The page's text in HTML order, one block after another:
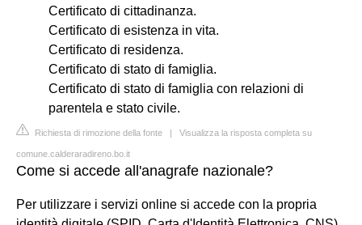
Certificato di cittadinanza.
Certificato di esistenza in vita.
Certificato di residenza.
Certificato di stato di famiglia.
Certificato di stato di famiglia con relazioni di
parentela e stato civile.
Richiesta di rimozione della fonte | Visualizza la risposta completa su
comune.calderaradireno.bo.it
Come si accede all'anagrafe nazionale?
Per utilizzare i servizi online si accede con la propria